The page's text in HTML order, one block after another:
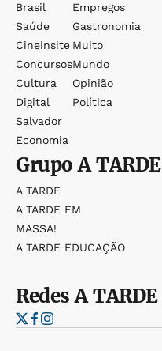
Brasil
Saúde
Cineinsite
Concursos
Cultura
Digital
Salvador
Economia
Empregos
Gastronomia
Muito
Mundo
Opinião
Política
GrupoA TARDE
A TARDE
A TARDE FM
MASSA!
A TARDE EDUCAÇÃO
RedesA TARDE